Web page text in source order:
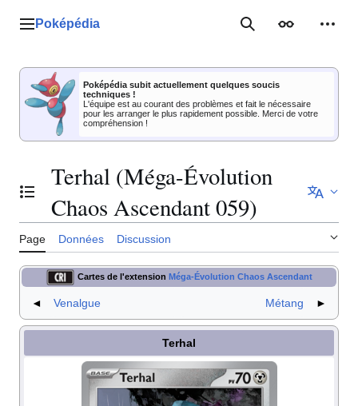
Menu principal
Poképédia RechercherApparence
Poképédia subit actuellement quelques soucis
techniques !
L'équipe est au courant des problèmes et fait le nécessaire
pour les arranger le plus rapidement possible. Merci de votre
compréhension !
Basculer la table des matières
Terhal (Méga-Évolution
Chaos Ascendant 059)
Page Données Discussion
Cartes de l'extension Méga-Évolution Chaos Ascendant
◄ Venalgue Métang ►
Terhal